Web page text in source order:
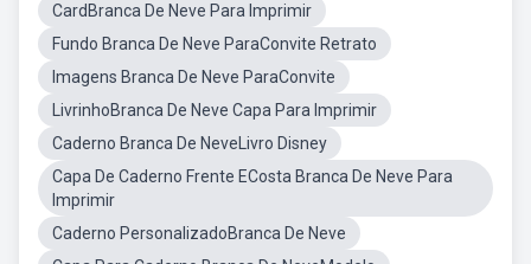
CardBranca De Neve Para Imprimir
Fundo Branca De Neve ParaConvite Retrato
Imagens Branca De Neve ParaConvite
LivrinhoBranca De Neve Capa Para Imprimir
Caderno Branca De NeveLivro Disney
Capa De Caderno Frente ECosta Branca De Neve Para
Imprimir
Caderno PersonalizadoBranca De Neve